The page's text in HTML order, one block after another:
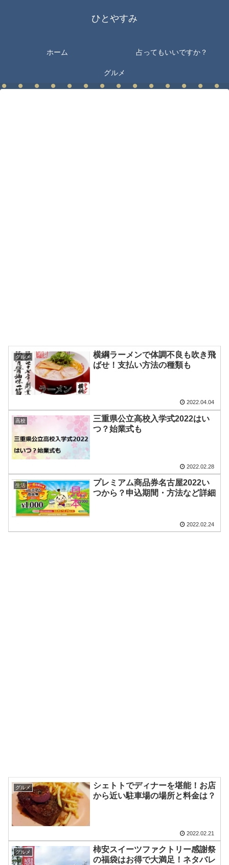
ひとやすみ
ホーム 占ってもいいですか？
グルメ
グルメ
横綱ラーメンで体調不良も吹き飛
ばせ！支払い方法の種類も
2022.04.04
高校
三重県公立高校入学式2022はい
つ？始業式も
2022.02.28
生活
プレミアム商品券名古屋2022い
つから？申込期間・方法など詳細
2022.02.24
グルメ
シェトトでディナーを堪能！お店
から近い駐車場の場所と料金は？
2022.02.21
グルメ
柿安スイーツファクトリー感謝祭
の福袋はお得で大満足！ネタバレ